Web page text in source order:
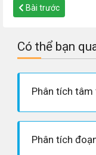
Bài trước
Có thể bạn
Phân tích